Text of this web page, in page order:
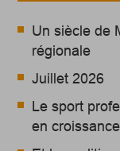
Un siècle de
régionale
Juillet 2026
Le sport
en croissance